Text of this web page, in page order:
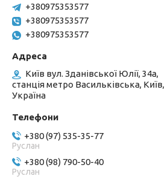
+380975353577
+380975353577
+380975353577
Київ вул. Зданівської Юлії, 34а,
станція метро Васильківська, Київ,
Україна
+380 (97) 535-35-77
Руслан
+380 (98) 790-50-40
Руслан